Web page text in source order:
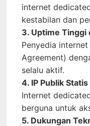
internet
kestabilan dan
3. Uptime Tinggi
Penyedia
Agreement)
selalu aktif.
4. IP Publik Statis
Internet
berguna untuk
5. Dukungan